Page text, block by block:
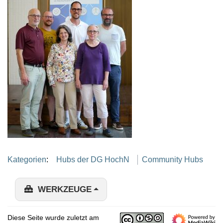
Kategorien: Hubs der DG HochN Community Hubs
WERKZEUGE
Diese Seite wurde zuletzt am